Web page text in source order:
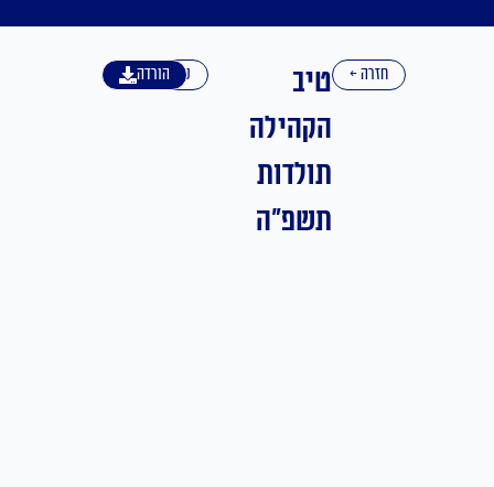
חזרה ←
טיב
הקהילה
תולדות
תשפ"ה
עבריתהורדה